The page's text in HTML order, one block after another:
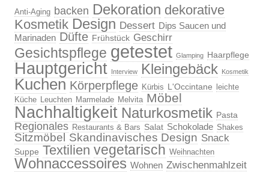
Anti-Aging backen Dekoration dekorative
Kosmetik Design Dessert Dips Saucen und
Marinaden Düfte Frühstück Geschirr
Gesichtspflege getestet Glamping Haarpflege
Hauptgericht Interview Kleingebäck Kosmetik
Kuchen Körperpflege Kürbis L'Occintane
leichte
Küche
Leuchten Marmelade Melvita Möbel
Nachhaltigkeit Naturkosmetik Pasta
Regionales Restaurants & Bars Salat Schokolade Shakes
Sitzmöbel Skandinavisches Design Snack
Suppe Textilien vegetarisch Weihnachten
Wohnaccessoires Wohnen Zwischenmahlzeit